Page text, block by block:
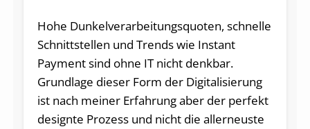
Hohe Dunkelverarbeitungsquoten, schnelle
Schnittstellen und Trends wie Instant
Payment sind ohne IT nicht denkbar.
Grundlage dieser Form der Digitalisierung
ist nach meiner Erfahrung aber der perfekt
designte Prozess und nicht die allerneuste